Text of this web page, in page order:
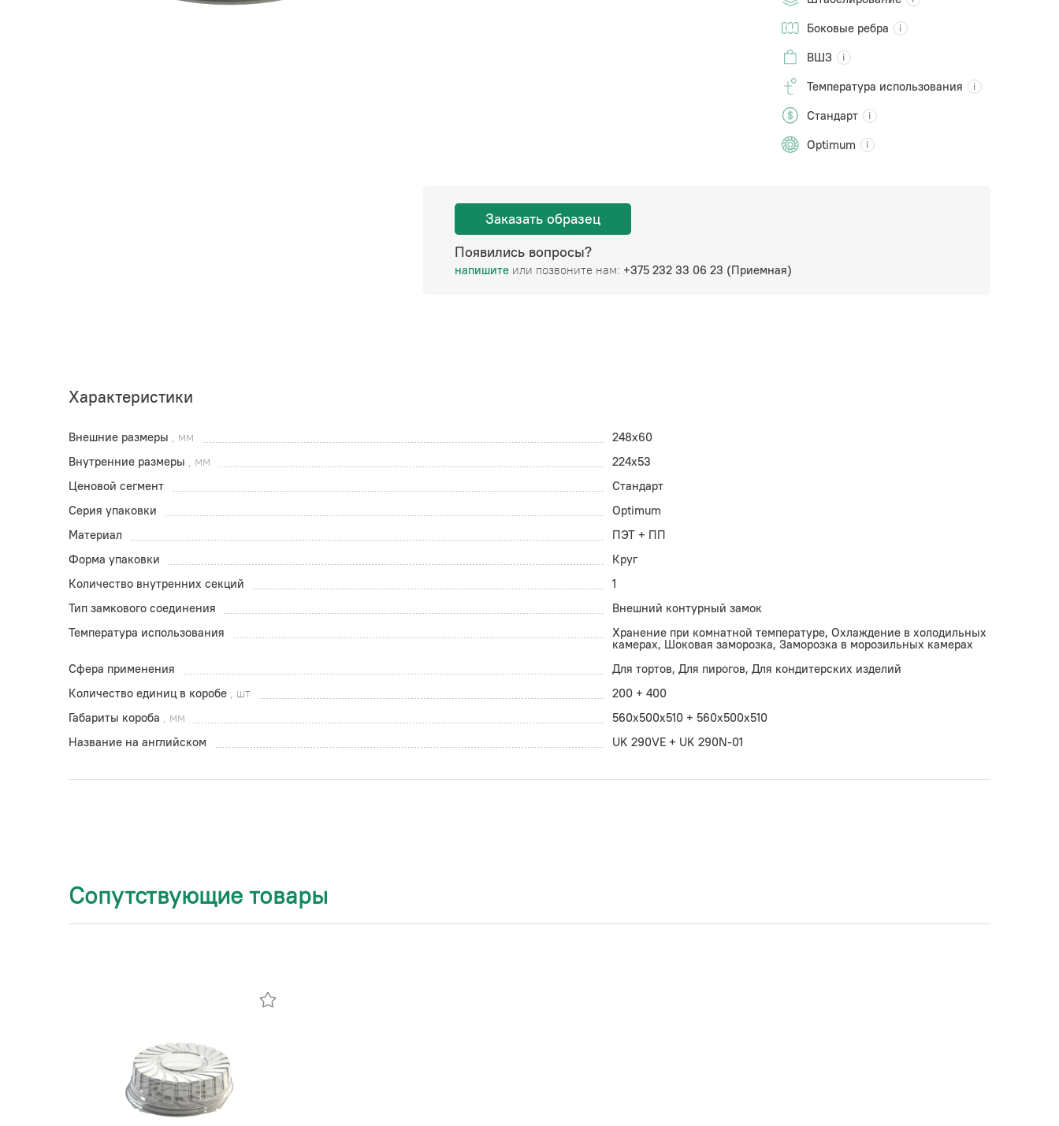
Боковые ребра
ВШЗ
Температура использования
Стандарт
Optimum
Заказать образец
Появились вопросы?
напишите или позвоните нам: +375 232 33 06 23 (Приемная)
Характеристики
Внешние размеры , мм
248x60
Внутренние размеры , мм
224x53
Ценовой сегмент
Стандарт
Серия упаковки
Optimum
Материал
ПЭТ + ПП
Форма упаковки
Круг
Количество внутренних секций
1
Тип замкового соединения
Внешний контурный замок
Температура использования
Хранение при комнатной температуре, Охлаждение в холодильных
камерах, Шоковая заморозка, Заморозка в морозильных камерах
Сфера применения
Для тортов, Для пирогов, Для кондитерских изделий
Количество единиц в коробе , шт
200 + 400
Габариты короба , мм
560x500х510 + 560x500х510
Название на английском
UK 290VЕ + UK 290N-01
Сопутствующие товары